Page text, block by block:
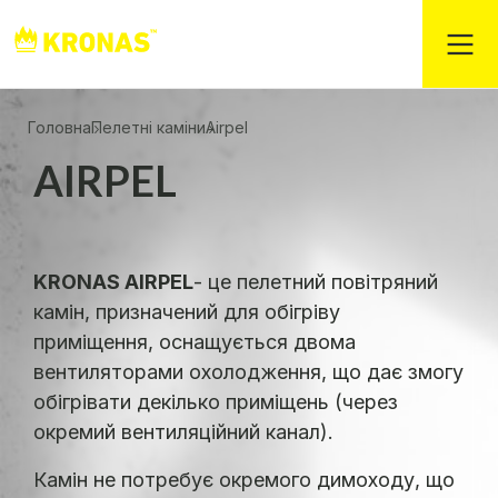
ГоловнаПелетні каміниAirpel
AIRPEL
KRONAS AIRPEL- це пелетний повітряний
камін, призначений для обігріву
приміщення, оснащується двома
вентиляторами охолодження, що дає змогу
обігрівати декілько приміщень (через
окремий вентиляційний канал).
Камін не потребує окремого димоходу, що